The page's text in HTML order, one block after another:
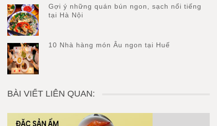
Gợi ý những quán bún ngon, sạch nổi tiếng
tại Hà Nội
10 Nhà hàng món Âu ngon tại Huế
BÀI VIẾT LIÊN QUAN: